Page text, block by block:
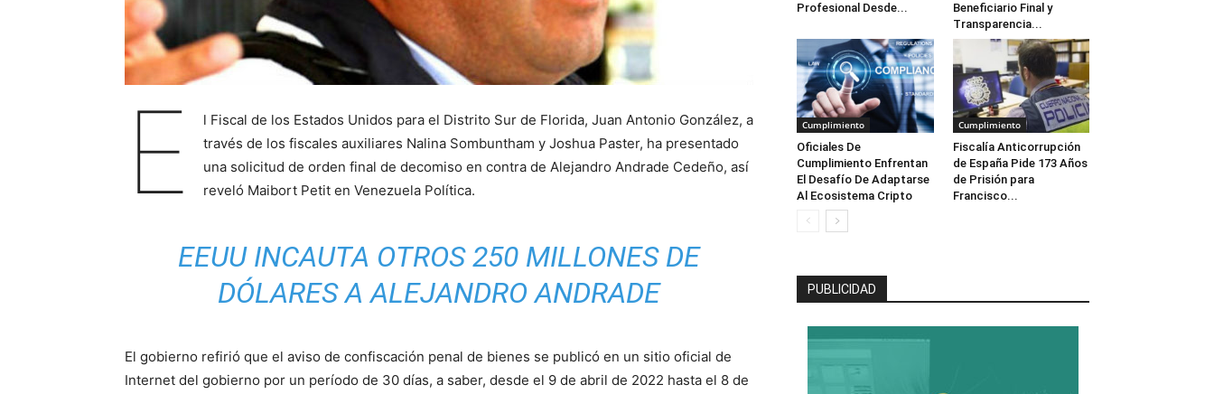
E
l Fiscal de los Estados Unidos para el Distrito Sur de Florida, Juan Antonio González, a
través de los fiscales auxiliares Nalina Sombuntham y Joshua Paster, ha presentado
una solicitud de orden final de decomiso en contra de Alejandro Andrade Cedeño, así
reveló Maibort Petit en Venezuela Política.
EEUU INCAUTA OTROS 250 MILLONES DE
DÓLARES A ALEJANDRO ANDRADE
El gobierno refirió que el aviso de confiscación penal de bienes se publicó en un sitio oficial de
Internet del gobierno por un período de 30 días, a saber, desde el 9 de abril de 2022 hasta el 8 de
Profesional Desde...
Beneficiario Final y
Transparencia...
Cumplimiento
Oficiales De
Cumplimiento Enfrentan
El Desafío De Adaptarse
Al Ecosistema Cripto
Cumplimiento
Fiscalía Anticorrupción
de España Pide 173 Años
de Prisión para
Francisco...
PUBLICIDAD